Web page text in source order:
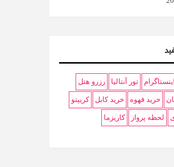
تور آنتالیا رزرو هتل
خرید قهوه خرید کابل کریپتو
لحظه پرواز کاریزما